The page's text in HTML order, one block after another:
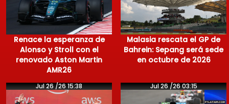
Renace la esperanza de
Alonso y Stroll con el
renovado Aston Martin
AMR26
Malasia rescata el GP de
Bahrein: Sepang será sede
en octubre de 2026
Jul 26 /26 15:38 Jul 26 /26 03:15